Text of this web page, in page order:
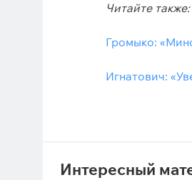
Читайте также:
Громыко:
Игнатович:
Интересный